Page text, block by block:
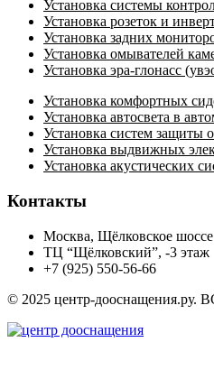
Установка системы
Установка розеток и
Установка задних
Установка омывателей
Установка эра-глонасс
Установка комфортных
Установка автосвета в
Установка систем защиты
Установка выдвижных
Установка акустических
Контакты
Москва, Щёлковское
ТЦ “Щёлковский”, -3 этаж
+7 (925) 550-56-66
© 2025 центр-